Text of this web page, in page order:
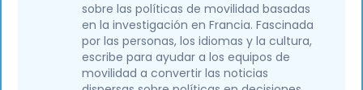
sobre las políticas de movilidad basadas
en la investigación en Francia. Fascinada
por las personas, los idiomas y la cultura,
escribe para ayudar a los equipos de
movilidad a convertir las noticias